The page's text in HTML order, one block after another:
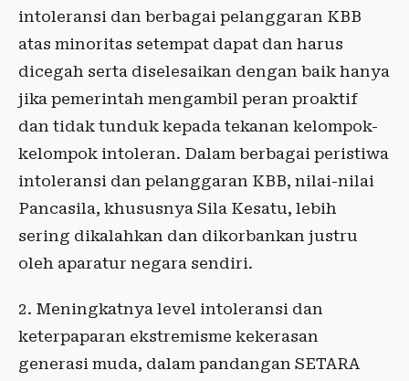
intoleransi dan berbagai pelanggaran KBB
atas minoritas setempat dapat dan harus
dicegah serta diselesaikan dengan baik hanya
jika pemerintah mengambil peran proaktif
dan tidak tunduk kepada tekanan kelompok-
kelompok intoleran. Dalam berbagai peristiwa
intoleransi dan pelanggaran KBB, nilai-nilai
Pancasila, khususnya Sila Kesatu, lebih
sering dikalahkan dan dikorbankan justru
oleh aparatur negara sendiri.
2. Meningkatnya level intoleransi dan
keterpaparan ekstremisme kekerasan
generasi muda, dalam pandangan SETARA